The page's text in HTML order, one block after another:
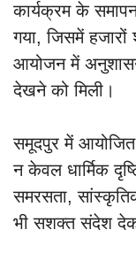
कार्यक्रम के
गया, जिसमें
आयोजन में
देखने को मिली।
समूदपुर में
न केवल धार्मिक
समरसता,
भी सशक्त संदेश